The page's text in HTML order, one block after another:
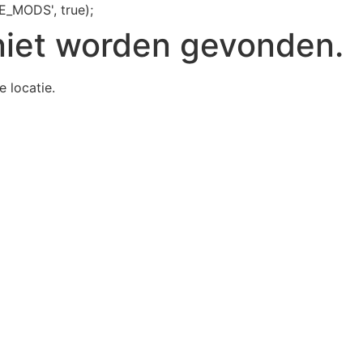
true);
worden gevonden.
locatie.